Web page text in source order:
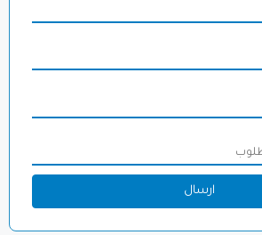
ارسال